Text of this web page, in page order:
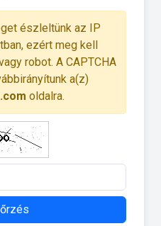
észleltünk az IP
ezért meg kell
robot. A CAPTCHA
a(z)
oldalra.